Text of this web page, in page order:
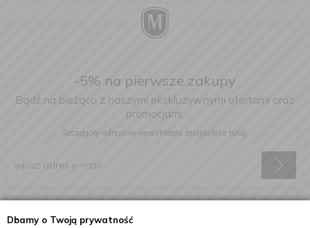
Dbamy o Twoją prywatność
-5% na pierwsze zakupy
Bądź na bieżąco z naszymi ekskluzywnymi ofertami oraz
promocjami.
Szczegóły odnośnie newslettera znajdziesz tutaj.
elektroniczną na podany adres e-mail.